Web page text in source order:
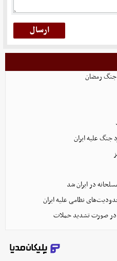
جنگ رمضان
در ایران شد
نظامی علیه ایران
در صورت تشدید حملات